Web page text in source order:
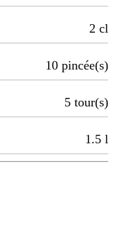
2 cl
10 pincée(s)
5 tour(s)
1.5 l